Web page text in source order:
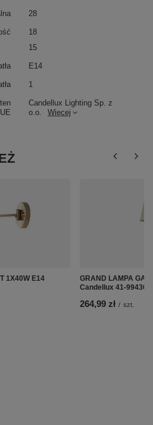
Candellux Lighting Sp. z
o.o.
Więcej
28
18
15
E14
1
1X40W E14
GRAND LAMPA
Candellux 41-99436
264,99 zł / szt.